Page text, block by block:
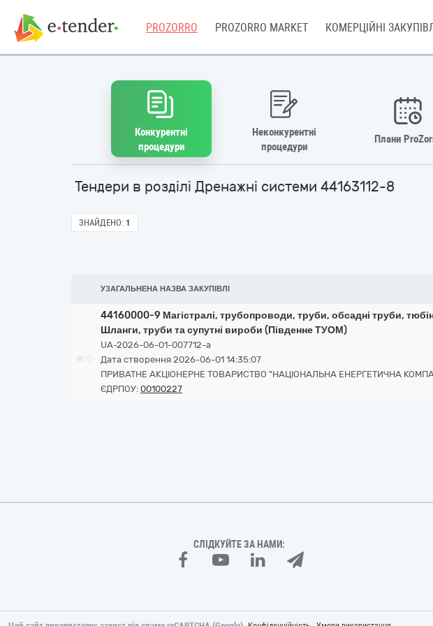
PROZORRO PROZORRO MARKET КОМЕРЦІЙНІ
Конкурентні
процедури
Неконкурентні
процедури
Плани
Тендери в розділі Дренажні системи 44163112-8
ЗНАЙДЕНО: 1
УЗАГАЛЬНЕНА НАЗВА ЗАКУПІВЛІ
44160000-9 Магістралі, трубопроводи, труби, обсадні труби,
Шланги, труби та супутні вироби (Південне ТУОМ)
UA-2026-06-01-007712-a
Дата створення 2026-06-01 14:35:07
ПРИВАТНЕ АКЦІОНЕРНЕ ТОВАРИСТВО "НАЦІОНАЛЬНА ЕНЕРГЕТИЧНА
ЄДРПОУ: 00100227
СЛІДКУЙТЕ ЗА НАМИ: